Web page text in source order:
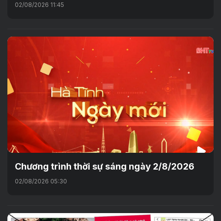
02/08/2026 11:45
Chương trình thời sự sáng ngày 2/8/2026
02/08/2026 05:30